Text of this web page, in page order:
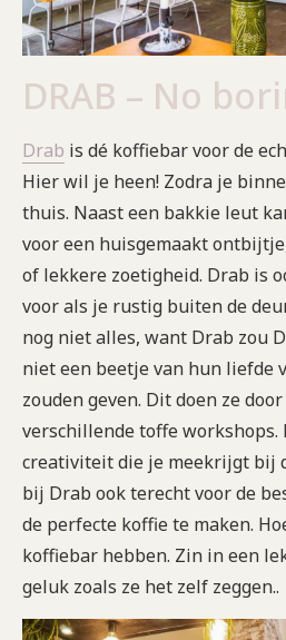
DRAB – No
Drab is dé koffiebar voor de
Hier wil je heen! Zodra je
thuis. Naast een bakkie leut
voor een huisgemaakt
of lekkere zoetigheid. Drab is
voor als je rustig buiten de
nog niet alles, want Drab zou
niet een beetje van hun liefde
zouden geven. Dit doen ze
verschillende toffe workshops.
creativiteit die je meekrijgt bij
bij Drab ook terecht voor de
de perfecte koffie te maken.
koffiebar hebben. Zin in een
geluk zoals ze het zelf zeggen..